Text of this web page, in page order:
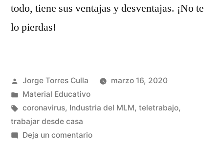
todo, tiene sus ventajas y desventajas. ¡No te
lo pierdas!
Publicado
por
Jorge Torres Culla
marzo 16, 2020
Publicado
en
Material Educativo
Etiquetas:
coronavirus, Industria del MLM, teletrabajo,
trabajar desde casa
Deja un comentarioen